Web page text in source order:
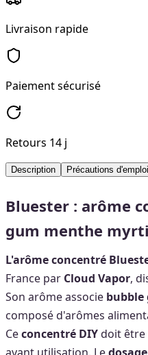
Livraison rapide
Paiement sécurisé
Retours 14 j
Description Précautions d'emploi
Bluester : arôme
gum menthe
L'arôme concentré
France par Cloud Vapor,
Son arôme associe bubble
composé d'arômes
Ceconcentré DIYdoit être